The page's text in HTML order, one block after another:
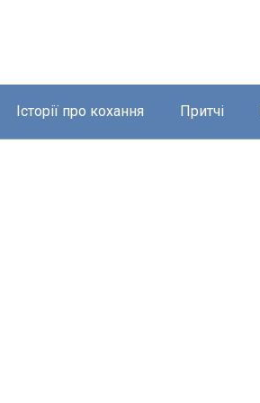
Історії про кохання Притчі